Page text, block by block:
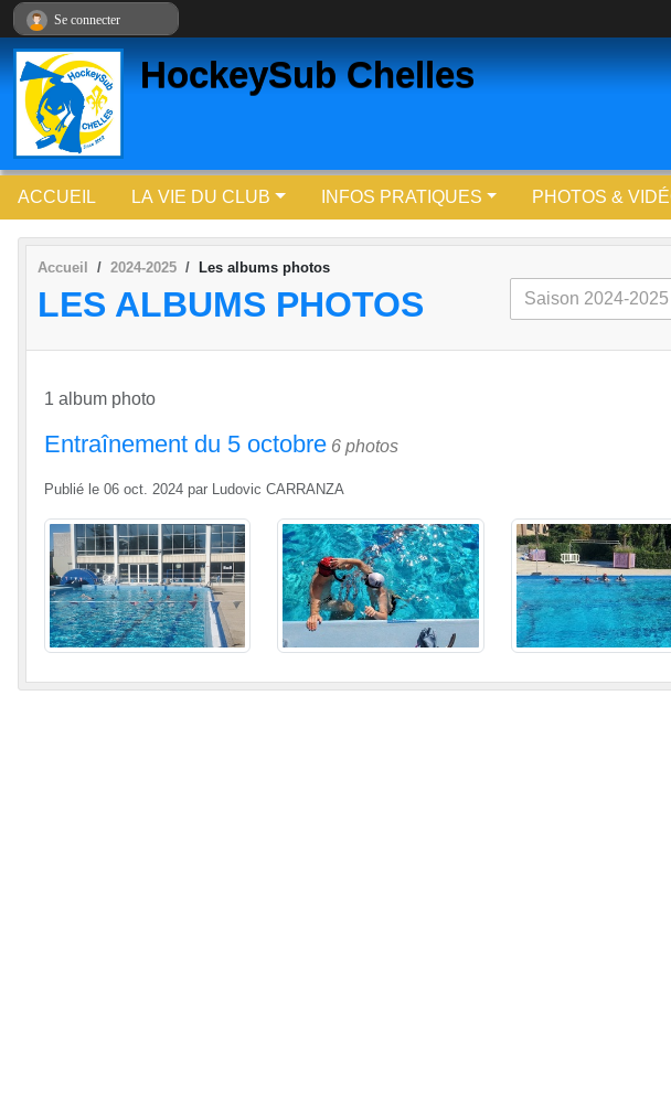
HockeySub Chelles
ACCUEIL LA VIE DU CLUB INFOS PRATIQUES PHOTOS &
Accueil 2024-2025 Les albums photos
LES ALBUMS PHOTOS
1 album photo
Entraînement du 5 octobre 6 photos
Publié le 06 oct. 2024 par Ludovic CARRANZA
Se connecter
Panneau de gestion des cookies